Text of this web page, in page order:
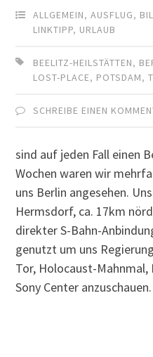
ALLGEMEIN,AUSFLUG,
LINKTIPP, URLAUB
BEELITZ-HEILSTÄTTEN,
LOST-PLACE, POTSDAM,
SCHREIBE EINEN
sind auf jeden Fall einen
Wochen waren wir
uns Berlin angesehen.
Hermsdorf, ca. 17km
direkter S-Bahn-
genutzt um uns
Tor, Holocaust-
Sony Center anzuschauen.